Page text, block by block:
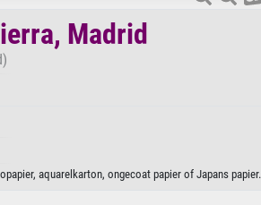
Madrid
aquarelkarton, ongecoat papier of Japans papier.